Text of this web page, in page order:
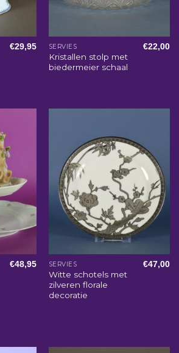
€29,95 SERVIES
Kristallen stolp met
biedermeier schaal
€22,00
€48,95 SERVIES
Witte schotels met
zilveren florale
decoratie
€47,00